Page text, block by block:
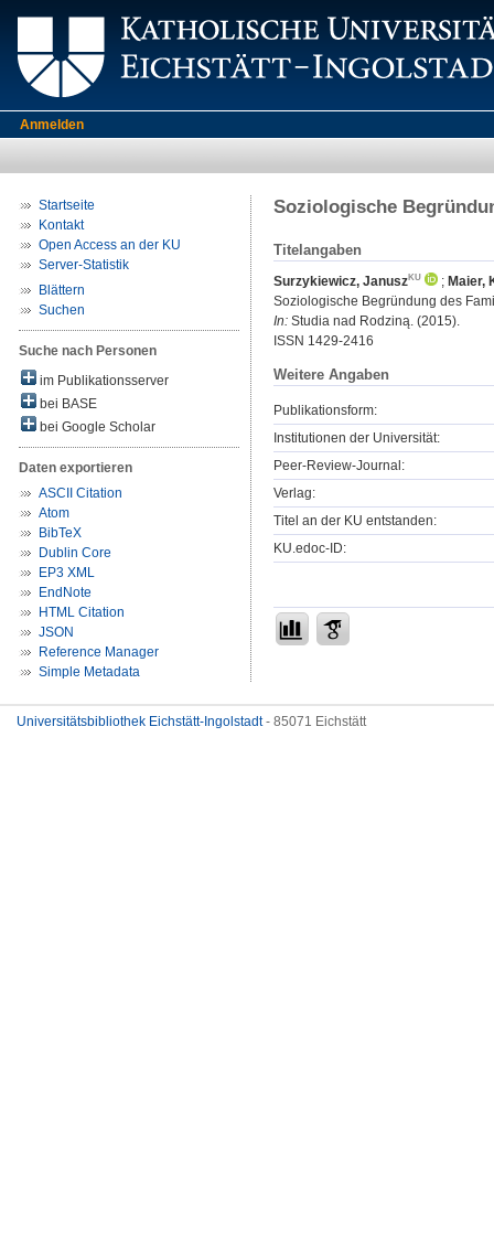
Anmelden
Startseite
Kontakt
Open Access an der KU
Server-Statistik
Blättern
Suchen
Suche nach Personen
im Publikationsserver
bei BASE
bei Google Scholar
Daten exportieren
ASCII Citation
Atom
BibTeX
Dublin Core
EP3 XML
EndNote
HTML Citation
JSON
Reference Manager
Simple Metadata
Soziologische
Titelangaben
Surzykiewicz, Janusz ; Maier,
Soziologische Begründung des
In: Studia nad Rodziną. (2015).
ISSN 1429-2416
Weitere Angaben
Publikationsform:
Institutionen der Universität:
Peer-Review-Journal:
Verlag:
Titel an der KU entstanden:
KU.edoc-ID:
Universitätsbibliothek Eichstätt-Ingolstadt- 85071 Eichstätt